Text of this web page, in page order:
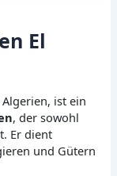
El
ist ein
, der sowohl
Er dient
und Gütern